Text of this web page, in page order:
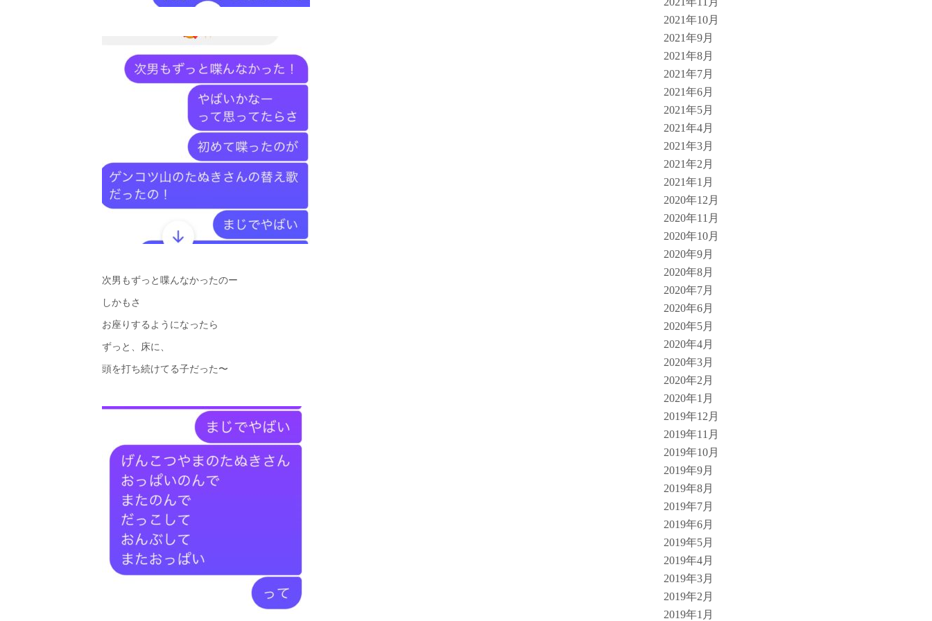
次男もずっと喋んなかったのー
しかもさ
お座りするようになったら
ずっと、床に、
頭を打ち続けてる子だった〜
2021年10月
2021年9月
2021年8月
2021年7月
2021年6月
2021年5月
2021年4月
2021年3月
2021年2月
2021年1月
2020年12月
2020年11月
2020年10月
2020年9月
2020年8月
2020年7月
2020年6月
2020年5月
2020年4月
2020年3月
2020年2月
2020年1月
2019年12月
2019年11月
2019年10月
2019年9月
2019年8月
2019年7月
2019年6月
2019年5月
2019年4月
2019年3月
2019年2月
2019年1月